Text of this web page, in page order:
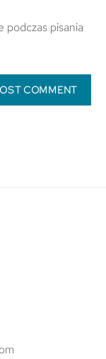
podczas pisania